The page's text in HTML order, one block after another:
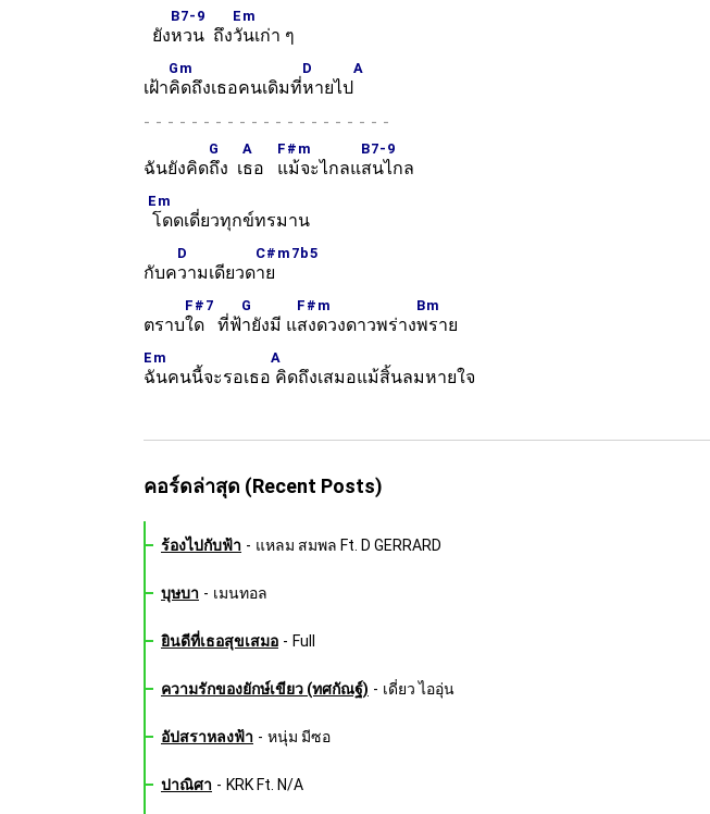
ยัง
B7-9
หวน ถึง
Em
วันเก่า ๆ
เฝ้า
Gm
คิดถึงเธอคนเดิมที่
D
หายไป
A
-
ฉันยังคิด
G
ถึง เ
A
ธอ
F#m
แม้จะไกลแ
B7-9
สนไกล
Em
โดดเดี่ยวทุกข์ทรมาน
กับค
D
วามเดียวด
C#m7b5
าย
ตราบ
F#7
ใด ที่ฟ้
G
ายังมี แ
F#m
สงดวงดาวพร่าง
Bm
พราย
Em
ฉันคนนี้จะรอเธอ
A
คิดถึงเสมอแม้สิ้นลมหายใจ
คอร์ดล่าสุด (Recent Posts)
ร้องไปกับฟ้า - แหลม สมพล Ft. D GERRARD
บุษบา - เมนทอล
ยินดีที่เธอสุขเสมอ - Full
ความรักของยักษ์เขียว (ทศกัณฐ์) - เดี่ยว ไออุ่น
อัปสราหลงฟ้า - หนุ่ม มีซอ
ปาณิศา - KRK Ft. N/A